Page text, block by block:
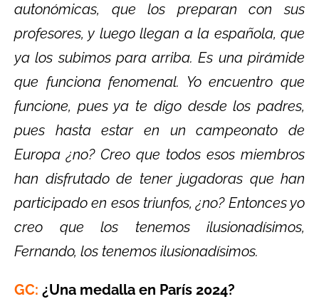
autonómicas, que los preparan con sus
profesores, y luego llegan a la española, que
ya los subimos para arriba. Es una pirámide
que funciona fenomenal. Yo encuentro que
funcione, pues ya te digo desde los padres,
pues hasta estar en un campeonato de
Europa ¿no? Creo que todos esos miembros
han disfrutado de tener jugadoras que han
participado en esos triunfos, ¿no? Entonces yo
creo que los tenemos ilusionadísimos,
Fernando, los tenemos ilusionadísimos.
GC: ¿Una medalla en París 2024?